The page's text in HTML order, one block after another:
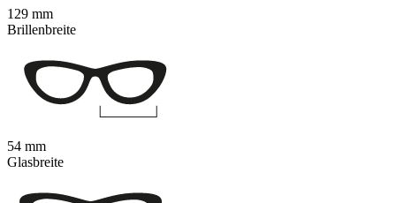
129 mm
Brillenbreite
54 mm
Glasbreite